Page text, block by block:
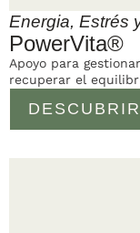
Energia, Estrés
PowerVita®
DESCUBRIR
Apoyo para
recuperar el